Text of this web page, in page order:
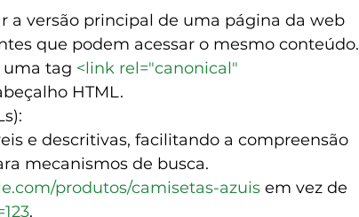
a versão principal de uma página da web
que podem acessar o mesmo conteúdo.
uma tag <link rel="canonical"
HTML.
e descritivas, facilitando a compreensão
mecanismos de busca.
produtos/camisetas-azuis em vez de
.